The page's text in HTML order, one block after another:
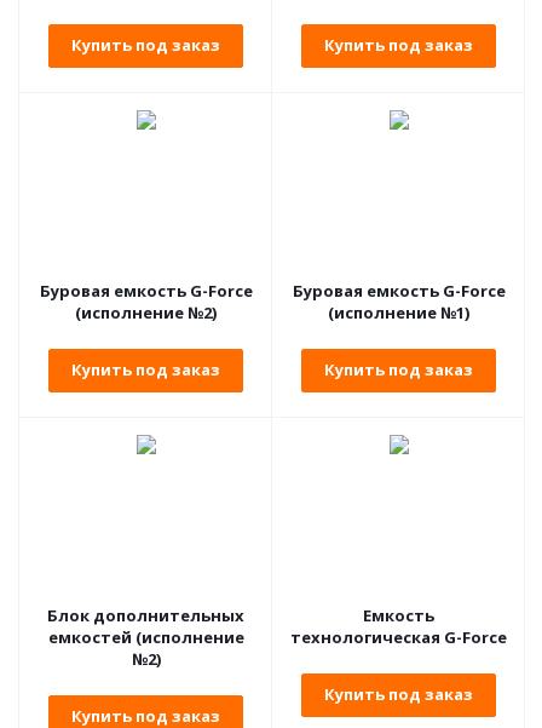
Купить под заказ Купить под заказ
Буровая емкость G-Force
(исполнение №2)
Купить под заказ
Буровая емкость G-Force
(исполнение №1)
Купить под заказ
Блок дополнительных
емкостей (исполнение
№2)
Купить под заказ
Емкость
технологическая G-Force
Купить под заказ